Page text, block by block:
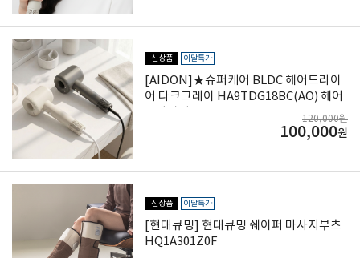
신상품 이달특가
[AIDON]★슈퍼케어 BLDC 헤어드라이
어 다크그레이 HA9TDG18BC(AO) 헤어
120,000원
100,000원
신상품 이달특가
[현대큐밍] 현대큐밍 쉐이퍼 마사지부츠
HQ1A301Z0F